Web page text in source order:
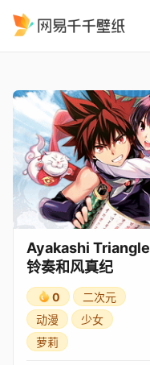
Ayakashi Triangle
铃奏和风真纪
0
二次元
动漫
少女
萝莉